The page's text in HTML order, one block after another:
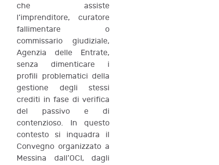
che assiste
l’imprenditore, curatore
fallimentare o
commissario giudiziale,
Agenzia delle Entrate,
senza dimenticare i
profili problematici della
gestione degli stessi
crediti in fase di verifica
del passivo e di
contenzioso. In questo
contesto si inquadra il
Convegno organizzato a
Messina dall’OCI, dagli